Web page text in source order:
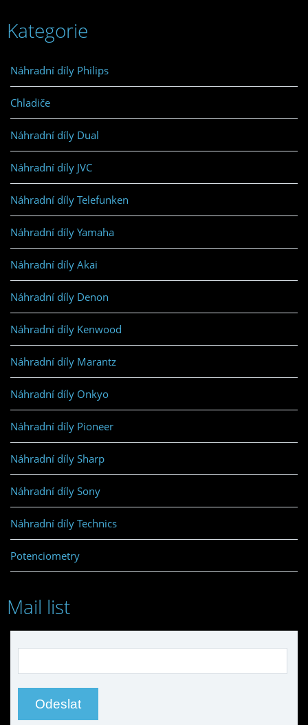
Kategorie
Náhradní díly Philips
Chladiče
Náhradní díly Dual
Náhradní díly JVC
Náhradní díly Telefunken
Náhradní díly Yamaha
Náhradní díly Akai
Náhradní díly Denon
Náhradní díly Kenwood
Náhradní díly Marantz
Náhradní díly Onkyo
Náhradní díly Pioneer
Náhradní díly Sharp
Náhradní díly Sony
Náhradní díly Technics
Potenciometry
Mail list